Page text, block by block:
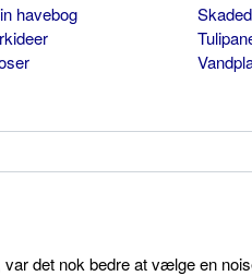
havebog
det nok bedre at vælge en